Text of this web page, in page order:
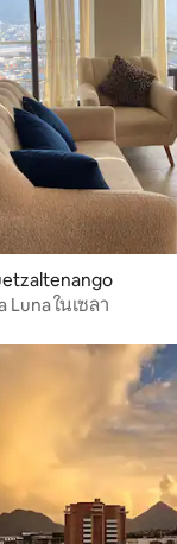
ในเซลา